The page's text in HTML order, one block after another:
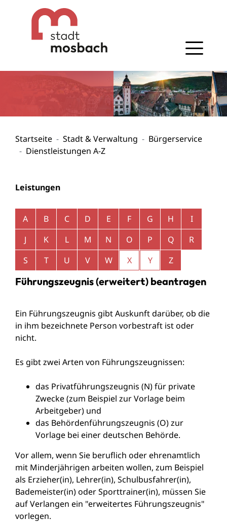
Gehe zum Navigationsbereich
Gehe zum Inhalt
Startseite Stadt & Verwaltung
Bürgerservice
Dienstleistungen A-Z
Leistungen
Alphabetisches Register überspringen
A B C D E F G H
I
J
K L M N O P Q
R
S
T U V W X Y Z
Führungszeugnis (erweitert) beantragen
Ein Führungszeugnis gibt Auskunft darüber, ob die
in ihm bezeichnete Person vorbestraft ist oder
nicht.
Es gibt zwei Arten von Führungszeugnissen:
das Privatführungszeugnis (N) für private
Zwecke(zum Beispiel zur Vorlage beim
Arbeitgeber) und
das Behördenführungszeugnis (O) zur
Vorlage bei einer deutschen Behörde.
Vor allem, wenn Sie beruflich oder ehrenamtlich
mit Minderjährigen arbeiten wollen, zum Beispiel
als Erzieher(in), Lehrer(in), Schulbusfahrer(in),
Bademeister(in) oder Sporttrainer(in), müssen Sie
auf Verlangen ein "erweitertes Führungszeugnis"
vorlegen.